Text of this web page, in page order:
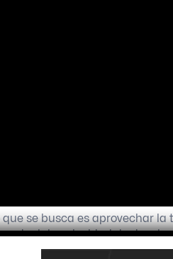
se busca es aprovechar
reducir la velocidad de
ritmo competitivo por lalínea